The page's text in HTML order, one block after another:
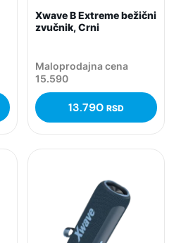
Xwave B Extreme bežični
zvučnik, Crni
Maloprodajna cena
15.590
13.790 RSD